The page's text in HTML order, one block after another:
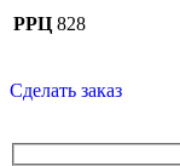
РРЦ 828
Сделать заказ